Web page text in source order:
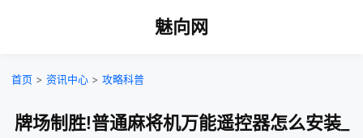
魅向网
首页 > 资讯中心 > 攻略科普
牌场制胜!普通麻将机万能遥控器怎么安装_